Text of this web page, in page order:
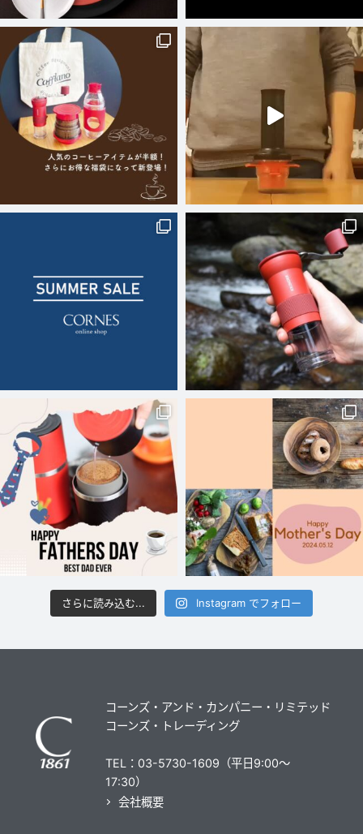
さらに読み込む... Instagram でフォロー
コーンズ・アンド・カンパニー・リミテッド
コーンズ・トレーディング
TEL：03-5730-1609（平日9:00～
17:30）
会社概要